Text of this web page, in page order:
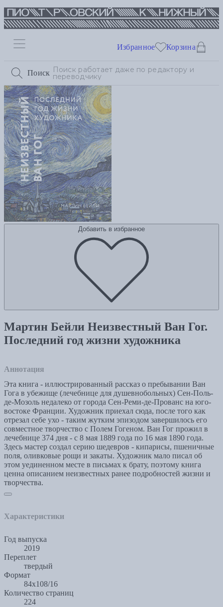
Поиск
Избранное Корзина
Добавить в избранное
Мартин Бейли Неизвестный Ван Гог.
Последний год жизни художника
Аннотация
Эта книга - иллюстрированный рассказ о пребывании Ван
Гога в убежище (лечебнице для душевнобольных) Сен-Поль-
де-Мозоль недалеко от города Сен-Реми-де-Прованс на юго-
востоке Франции. Художник приехал сюда, после того как
отрезал себе ухо - таким жутким эпизодом завершилось его
совместное творчество с Полем Гогеном. Ван Гог прожил в
лечебнице 374 дня - с 8 мая 1889 года по 16 мая 1890 года.
Здесь мастер создал серию шедевров - кипарисы, пшеничные
поля, оливковые рощи и закаты. Художник мало писал об
этом уединенном месте в письмах к брату, поэтому книга
ценна описанием неизвестных ранее подробностей жизни и
творчества.
Характеристики
Год выпуска
2019
Переплет
твердый
Формат
84х108/16
Количество страниц
224